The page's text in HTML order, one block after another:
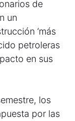
de
un
‘más
petroleras
en sus
los
por las